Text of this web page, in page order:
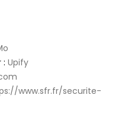
: Upify
www.sfr.fr/securite-